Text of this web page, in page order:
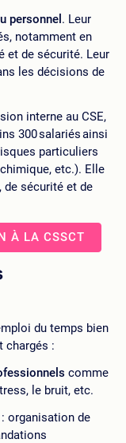
personnel . Leur
notamment en
et de sécurité. Leur
les décisions de
interne au CSE,
300 salariés ainsi
particuliers
etc.). Elle
de sécurité et de
À LA CSSCT
du temps bien
chargés :
comme
le bruit, etc.
: organisation de